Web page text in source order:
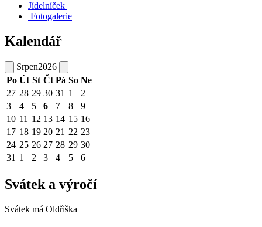
Jídelníček
Fotogalerie
Kalendář
Srpen2026
Po Út St Čt Pá So Ne
27 28 29 30 31 1
2
3
4 5 6 7 8
9
10 11 12 13 14 15 16
17 18 19 20 21 22 23
24 25 26 27 28 29 30
31 1 2 3 4 5 6
Svátek a výročí
Svátek má Oldřiška